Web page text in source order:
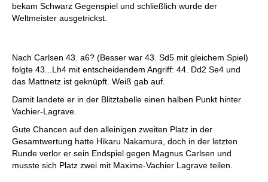
bekam Schwarz Gegenspiel und schließlich wurde der
Weltmeister ausgetrickst.
Nach Carlsen 43. a6? (Besser war 43. Sd5 mit gleichem Spiel)
folgte 43...Lh4 mit entscheidendem Angriff: 44. Dd2 Se4 und
das Mattnetz ist geknüpft. Weiß gab auf.
Damit landete er in der Blitztabelle einen halben Punkt hinter
Vachier-Lagrave.
Gute Chancen auf den alleinigen zweiten Platz in der
Gesamtwertung hatte Hikaru Nakamura, doch in der letzten
Runde verlor er sein Endspiel gegen Magnus Carlsen und
musste sich Platz zwei mit Maxime-Vachier Lagrave teilen.